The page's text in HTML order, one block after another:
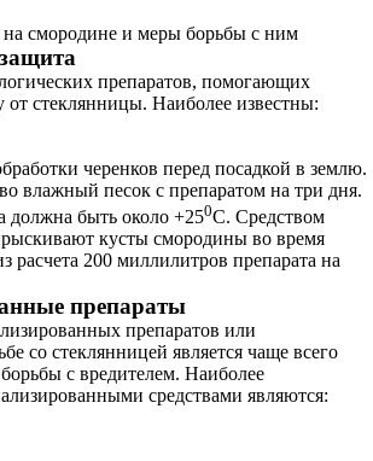
смородине и меры борьбы с ним
препаратов, помогающих
от стеклянницы. Наиболее известны:
черенков перед посадкой в землю.
влажный песок с препаратом на три дня.
должна быть около +250С. Средством
кусты смородины во время
расчета 200 миллилитров препарата на
препараты
препаратов или
со стеклянницей является чаще всего
с вредителем. Наиболее
средствами являются: